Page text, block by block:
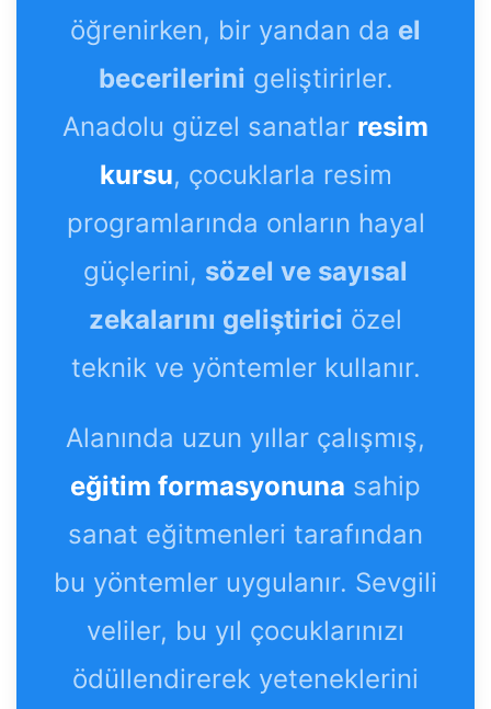
öğrenirken, bir yandan da el
becerilerini geliştirirler.
Anadolu güzel sanatlar resim
kursu, çocuklarla resim
programlarında onların hayal
güçlerini, sözel ve sayısal
zekalarını geliştirici özel
teknik ve yöntemler kullanır.
Alanında uzun yıllar çalışmış,
eğitim formasyonuna sahip
sanat eğitmenleri tarafından
bu yöntemler uygulanır. Sevgili
veliler, bu yıl çocuklarınızı
ödüllendirerek yeteneklerini